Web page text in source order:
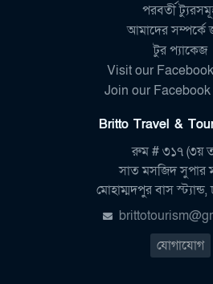
পরবর্তী
আমাদের সম্পর্কে
টুর প্যাকেজ
Visit our
Join our
Britto Travel &
রুম # ৩১৭ (৩য়
সাত মসজিদ সুপার
মোহাম্মদপুর বাস
যোগাযোগ